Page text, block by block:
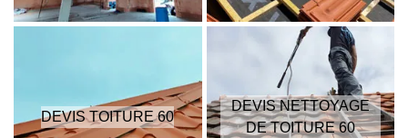
DEVIS TOITURE 60
DEVIS NETTOYAGE
DE TOITURE 60